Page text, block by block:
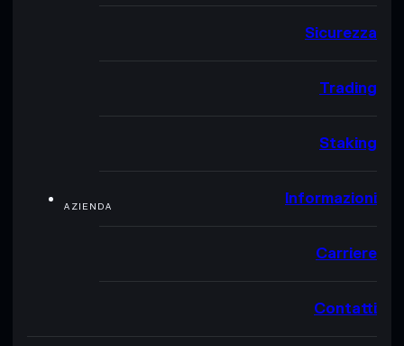
Sicurezza
Trading
Staking
AZIENDA Informazioni
Carriere
Contatti